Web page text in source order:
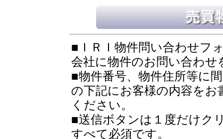
■ＩＲＩ物件問い合わせフ
会社に物件のお問い合わせ
■物件番号、物件住所等に
の下記にお客様の内容を
ください。
■送信ボタンは１度だけク
すべて必須です。